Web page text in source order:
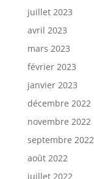
juillet 2023
avril 2023
mars 2023
février 2023
janvier 2023
décembre 2022
novembre 2022
septembre 2022
août 2022
juillet 2022